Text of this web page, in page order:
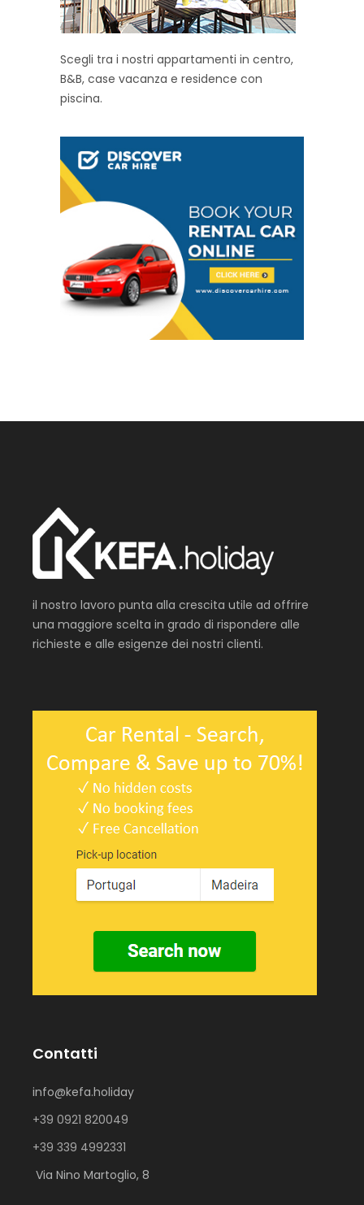
Scegli tra i nostri appartamenti in centro,
B&B, case vacanza e residence con
piscina.
il nostro lavoro punta alla crescita utile ad offrire
una maggiore scelta in grado di rispondere alle
richieste e alle esigenze dei nostri clienti.
Contatti
info@kefa.holiday
+39 0921 820049
+39 339 4992331
Via Nino Martoglio, 8